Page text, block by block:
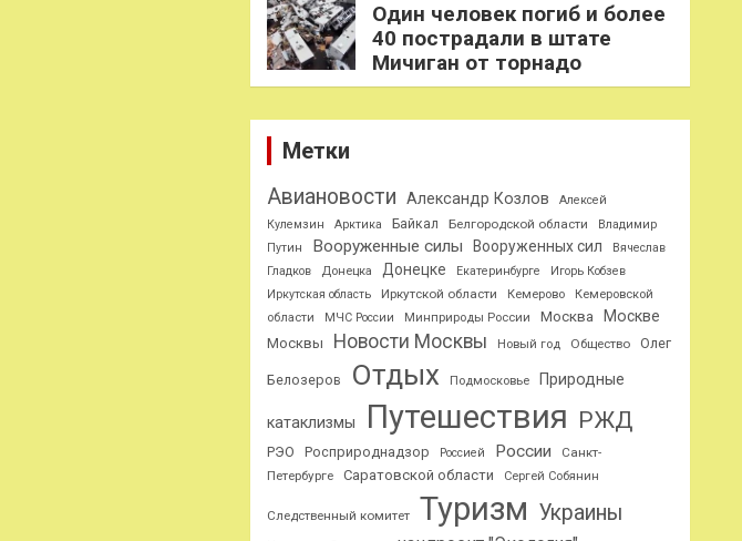
Один человек погиб и более
40 пострадали в штате
Мичиган от торнадо
Метки
Авиановости Александр Козлов
Алексей
Кулемзин
Арктика Байкал Белгородской области
Владимир
Путин
Вооруженные силы Вооруженных сил
Вячеслав
Гладков
Донецка Донецке Екатеринбурге
Игорь Кобзев
Иркутская область
Иркутской области Кемерово
Кемеровской
области
МЧС России Минприроды России Москва Москве
Москвы Новости Москвы Новый год Общество Олег
Белозеров Отдых Подмосковье Природные
катаклизмы Путешествия РЖД
РЭО Росприроднадзор Россией России
Санкт-
Петербурге
Саратовской области Сергей Собянин
Следственный комитет Туризм Украины